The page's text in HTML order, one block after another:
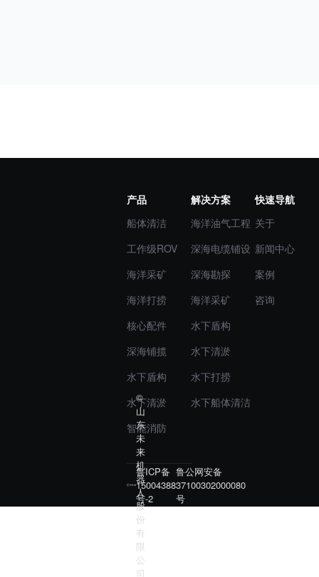
产品
船体清洁
工作级ROV
海洋采矿
海洋打捞
核心配件
深海铺揽
水下盾构
水下清淤
智能消防
解决方案
海洋油气工程
深海电缆铺设
深海勘探
海洋采矿
水下盾构
水下清淤
水下打捞
水下船体清洁
快速导航
关于
新闻中心
案例
咨询
©
山
东
未
来
机
器
人
股
份
有
限
公
司
鲁ICP备
15004388
号-2
鲁公网安备
37100302000080
号